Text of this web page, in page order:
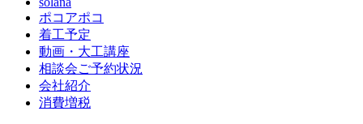
ポコアポコ
着工予定
動画・大工講座
相談会ご予約状況
会社紹介
消費増税